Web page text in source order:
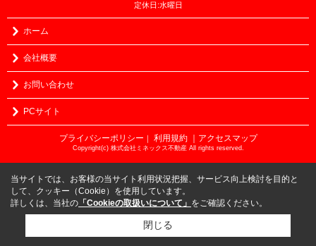
定休日:水曜日
ホーム
会社概要
お問い合わせ
PCサイト
プライバシーポリシー 利用規約 ｜アクセスマップ
Copyright(c) 株式会社ミネックス不動産 All rights reserved.
当サイトでは、お客様の当サイト利用状況把握、サービス向上検討を目的と
して、クッキー（Cookie）を使用しています。
詳しくは、当社の 「Cookieの取扱いについて」 をご確認ください。
閉じる